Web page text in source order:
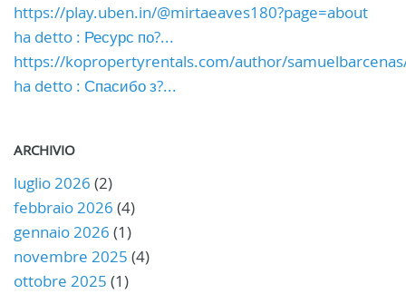
https://play.uben.in/@mirtaeaves180?page=about
ha detto : Ресурс по?...
https://kopropertyrentals.com/author/
ha detto : Спасибо з?...
ARCHIVIO
luglio 2026 (2)
febbraio 2026 (4)
gennaio 2026 (1)
novembre 2025 (4)
ottobre 2025 (1)